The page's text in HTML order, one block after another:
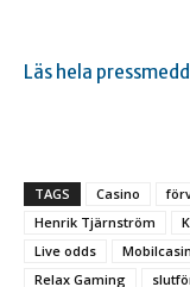
Läs hela
TAGS Casino
Henrik Tjärnström
Live odds
Relax Gaming